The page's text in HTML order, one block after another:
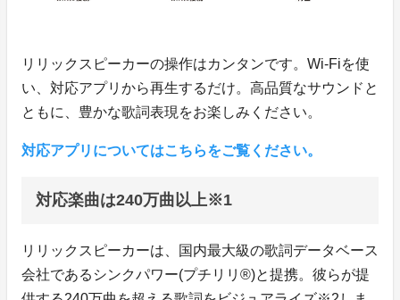
リリックスピーカーの操作はカンタンです。Wi-Fiを使
い、対応アプリから再生するだけ。高品質なサウンドと
ともに、豊かな歌詞表現をお楽しみください。
対応アプリについてはこちらをご覧ください。
対応楽曲は240万曲以上※1
リリックスピーカーは、国内最大級の歌詞データベース
会社であるシンクパワー(プチリリ®)と提携。彼らが提